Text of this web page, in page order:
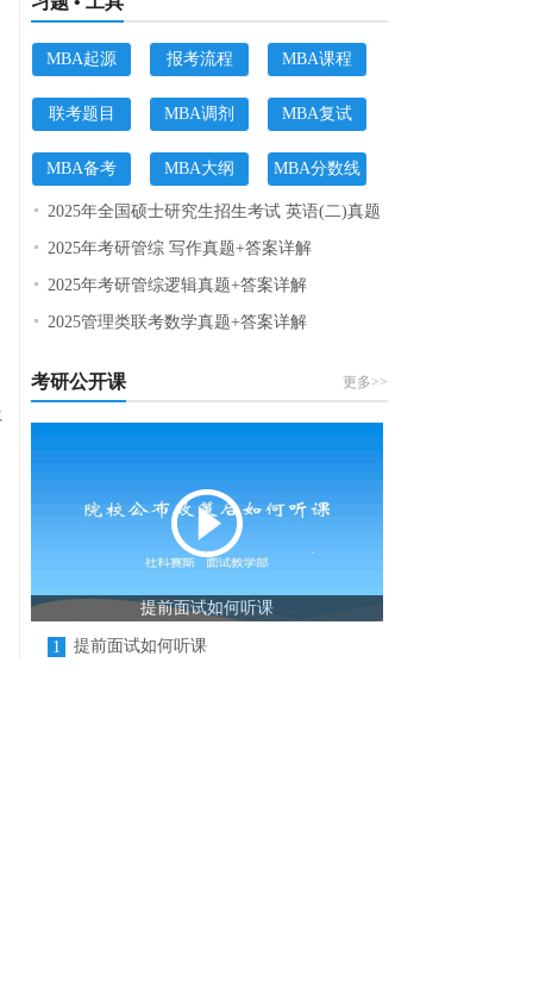
MBA起源 报考流程 MBA课程
联考题目 MBA调剂 MBA复试
MBA备考 MBA大纲 MBA分数线
2025年全国硕士研究生招生考试 英语(二)真题
2025年考研管综 写作真题+答案详解
2025年考研管综逻辑真题+答案详解
2025管理类联考数学真题+答案详解
考研公开课 更多>>
提前面试如何听课
1 提前面试如何听课